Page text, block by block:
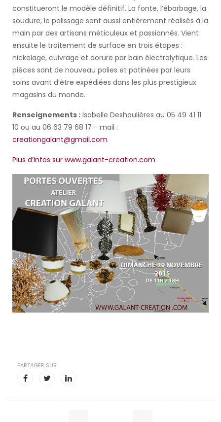
constitueront le modèle définitif. La fonte, l’ébarbage, la
soudure, le polissage sont aussi entièrement réalisés à la
main par des artisans méticuleux et passionnés. Vient
ensuite le traitement de surface en trois étapes :
nickelage, cuivrage et dorure par bain électrolytique. Les
pièces sont de nouveau polies et patinées par leurs
soins avant d’être expédiées dans les plus prestigieux
magasins du monde.
Renseignements : Isabelle Deshoulières au 05 49 41 11
10 ou au 06 63 79 68 17 - mail :
creationgalant@gmail.com
Plus d’infos sur www.galant-creation.com
PARTAGER SUR